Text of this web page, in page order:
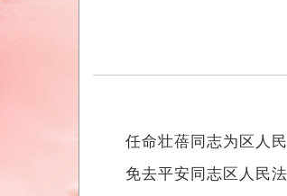
任命壮蓓同志为区人民
免去平安同志区人民法